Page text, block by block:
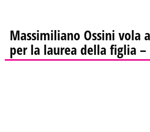
Massimiliano Ossini vola
per la laurea della figlia –